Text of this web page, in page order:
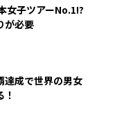
女子ツアーNo.1!?
が必要
達成で世界の男女